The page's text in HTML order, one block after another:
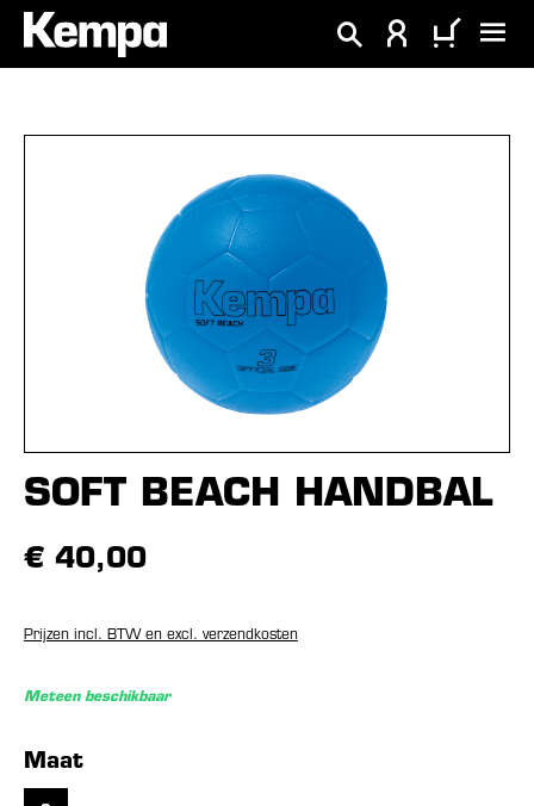
SOFT BEACH HANDBAL
€ 40,00
Prijzen incl. BTW en excl. verzendkosten
Meteen beschikbaar
Selecteer
Maat